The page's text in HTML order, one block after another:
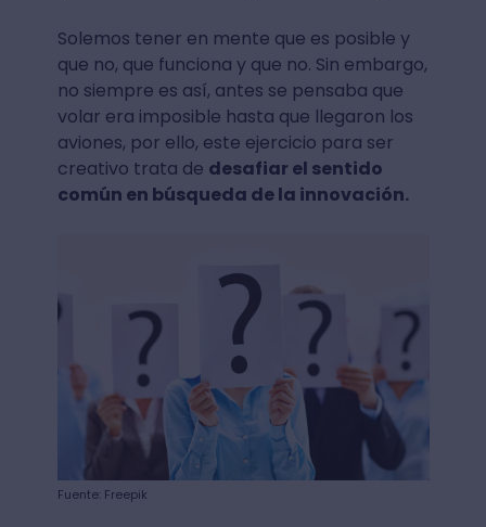
Solemos tener en mente que es posible y
que no, que funciona y que no. Sin embargo,
no siempre es así, antes se pensaba que
volar era imposible hasta que llegaron los
aviones, por ello, este ejercicio para ser
creativo trata de desafiar el sentido
común en búsqueda de la innovación.
Fuente: Freepik